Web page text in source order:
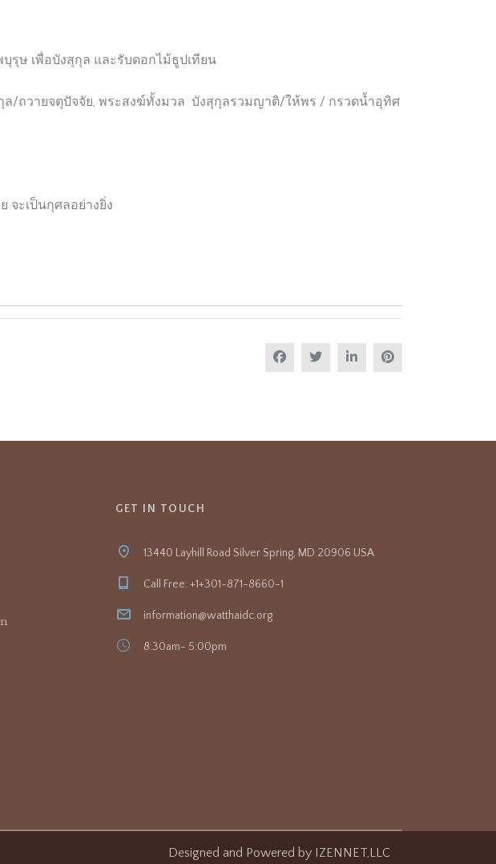
ษ เพื่อบังสุกุล และรับดอกไม้ธูปเทียน
วายจตุปัจจัย, พระสงฆ์ทั้งมวล บังสุกุลรวมญาติ/ให้พร / กรวดน้ำอุทิศ
ะเป็นกุศลอย่างยิ่ง
GET IN TOUCH
13440 Layhill Road Silver Spring, MD 20906 USA
Call Free: +1+301-871-8660-1
information@watthaidc.org
8:30am- 5:00pm
Designed and Powered by IZENNET,LLC